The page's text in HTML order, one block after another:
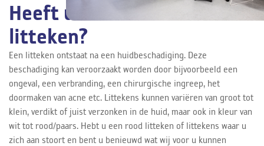
Heeft u last van een rood
litteken?
Een litteken ontstaat na een huidbeschadiging. Deze
beschadiging kan veroorzaakt worden door bijvoorbeeld een
ongeval, een verbranding, een chirurgische ingreep, het
doormaken van acne etc. Littekens kunnen variëren van groot tot
klein, verdikt of juist verzonken in de huid, maar ook in kleur van
wit tot rood/paars. Hebt u een rood litteken of littekens waar u
zich aan stoort en bent u benieuwd wat wij voor u kunnen